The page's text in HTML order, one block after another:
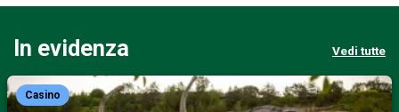
In evidenza Vedi tutte
Casino